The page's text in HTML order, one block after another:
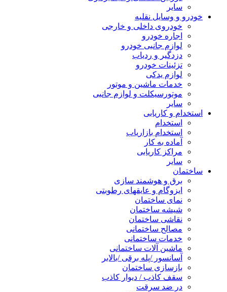
سایر
خودرو و وسایل نقلیه
خودروی داخلی و خارجی
اجاره خودرو
لوازم جانبی خودرو
دزدگیر و ردیاب
تزئینات خودرو
لوازم یدکی
خدمات ماشین و موتور
موتورسیکلت و لوازم جانبی
سایر
استخدام و کاریابی
استخدام
استخدام بازاریاب
آماده به کار
مراکز کاریابی
سایر
ساختمان
برق و هوشمند سازی
ایزوگام و عایقهای رطوبتی
نمای ساختمان
شیشه ساختمان
نقاشی ساختمان
مصالح ساختمانی
خدمات ساختمانی
ماشین آلات ساختمانی
آسانسور /پله برقی /بالابر
بازسازی ساختمان
سقف کاذب / دیوار کاذب
در ضد سرقت